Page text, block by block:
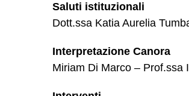
Saluti istituzionali
Dott.ssa Katia Aurelia
Interpretazione Canora
Miriam Di Marco – Prof.ssa